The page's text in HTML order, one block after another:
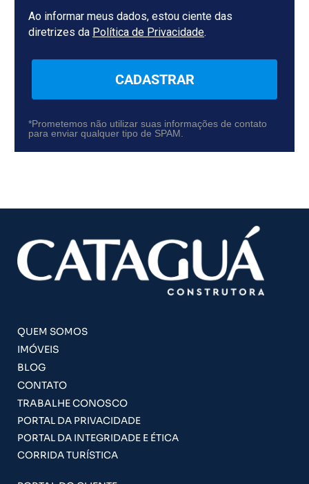
Ao informar meus dados, estou ciente das
diretrizes da Política de Privacidade.
CADASTRAR
*Prometemos não utilizar suas informações de contato
para enviar qualquer tipo de SPAM.
QUEM SOMOS
IMÓVEIS
BLOG
CONTATO
TRABALHE CONOSCO
PORTAL DA PRIVACIDADE
PORTAL DA INTEGRIDADE E ÉTICA
CORRIDA TURÍSTICA